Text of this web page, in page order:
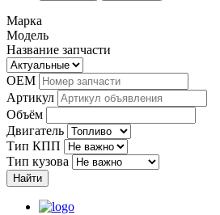
Марка
Модель
Название запчасти
OEM
Артикул
Объём
Двигатель
Тип КПП
Тип кузова
Найти